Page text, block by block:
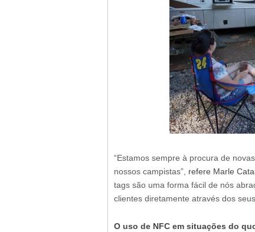
“Estamos sempre à procura de
nossos campistas”, refere Marle
tags são uma forma fácil de nós
clientes diretamente através dos
O uso de NFC em situações do